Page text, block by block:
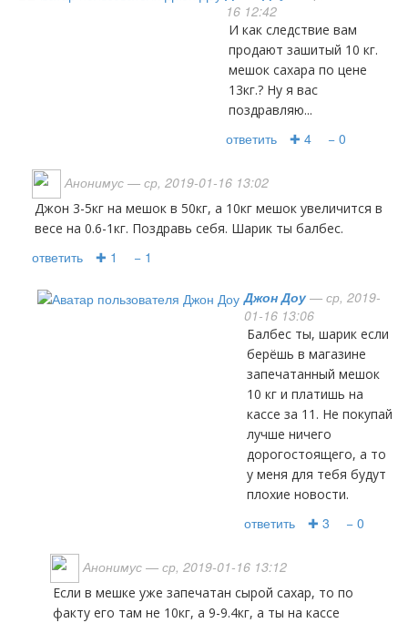
16 12:42
И как следствие вам
продают зашитый 10 кг.
мешок сахара по цене
13кг.? Ну я вас
поздравляю...
ответить ✚ 4 − 0
Анонимус — ср, 2019-01-16 13:02
Джон 3-5кг на мешок в 50кг, а 10кг мешок увеличится в
весе на 0.6-1кг. Поздравь себя. Шарик ты балбес.
ответить ✚ 1 − 1
Джон Доу — ср, 2019-
01-16 13:06
Балбес ты, шарик если
берёшь в магазине
запечатанный мешок
10 кг и платишь на
кассе за 11. Не покупай
лучше ничего
дорогостоящего, а то
у меня для тебя будут
плохие новости.
ответить ✚ 3 − 0
Анонимус — ср, 2019-01-16 13:12
Если в мешке уже запечатан сырой сахар, то по
факту его там не 10кг, а 9-9.4кг, а ты на кассе